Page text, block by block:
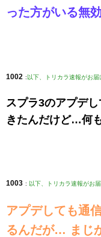
った方がいる無
1002 : 以下、トリカラ速報がお届
スプラ3のアプデ
きたんだけど…何
1003 : 以下、トリカラ速報がお
アプデしても通
るんだが… まじ